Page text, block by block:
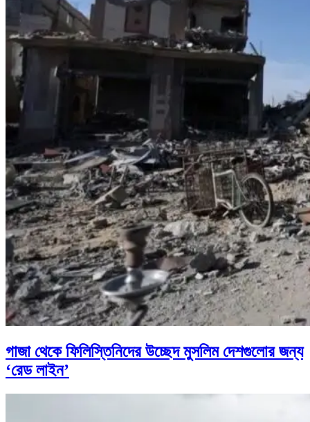
গাজা থেকে ফিলিস্তিনিদের উচ্ছেদ মুসলিম দেশগুলোর জন্য
‘রেড লাইন’